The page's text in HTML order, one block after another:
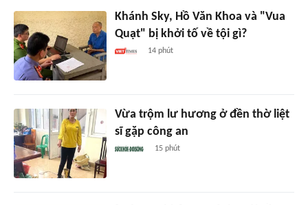
Khánh Sky, Hồ Văn Khoa và "Vua
Quạt" bị khởi tố về tội gì?
14 phút
Vừa trộm lư hương ở đền thờ liệt
sĩ gặp công an
15 phút